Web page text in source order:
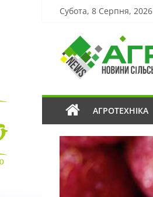
Субота, 8 Серпня, 2026
АГРОТЕХНІКА